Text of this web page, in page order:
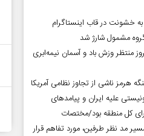
خشونت در قاب اینستاگرام
مشمول شارژ شد
منتظر وزش باد و آسمان نیمه‌ابری
هرمز ناشی از تجاوز نظامی آمریکا
علیه ایران و پیامد‌های
کل منطقه بود/مختصات
مد نظر طرفین، مورد تفاهم قرار